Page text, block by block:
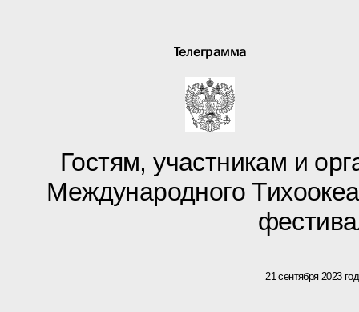
Телеграмма
Гостям, участникам и
Международного
21 сентября 2023